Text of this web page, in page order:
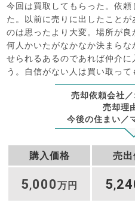
今回は買取してもらった。依頼
た。以前に売りに出したこと
のは思ったより大変。場所が
何人かいたがなかなか決まら
せられるあるのであれば仲介
う。自信がない人は買い取って
売却依頼会社
売却理
今後の住まい／
購入価格 売
5,000万円 5,